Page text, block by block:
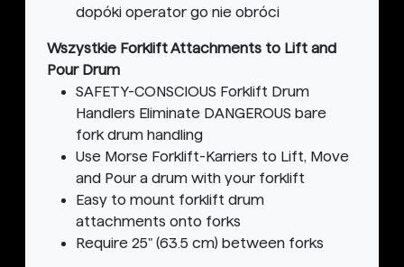
dopóki operator go nie obróci
Wszystkie Forklift Attachments to Lift and
Pour Drum
SAFETY-CONSCIOUS Forklift Drum
Handlers Eliminate DANGEROUS bare
fork drum handling
Use Morse Forklift-Karriers to Lift, Move
and Pour a drum with your forklift
Easy to mount forklift drum
attachments onto forks
Require 25" (63.5 cm) between forks